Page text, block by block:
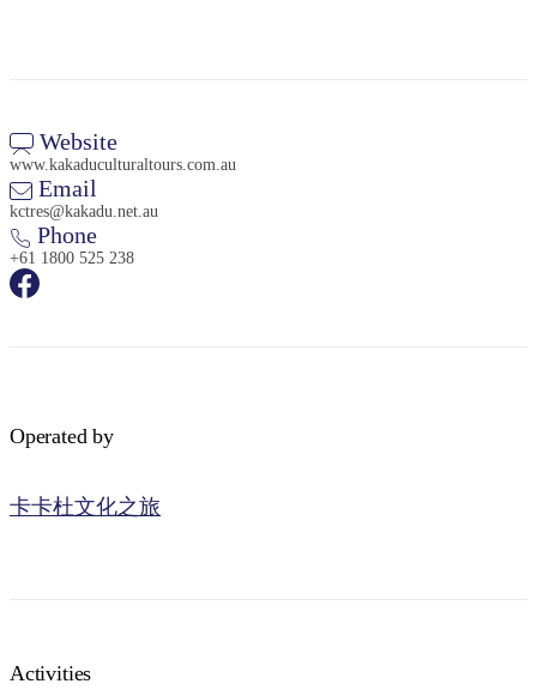
Website
www.kakaduculturaltours.com.au
Email
kctres@kakadu.net.au
Phone
+61 1800 525 238
Operated by
卡卡杜文化之旅
Activities